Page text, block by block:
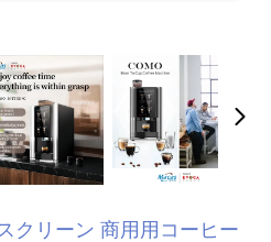
クリーン 商用用コーヒー